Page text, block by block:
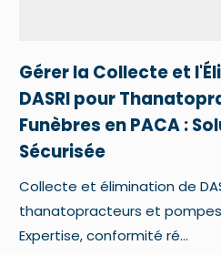
Gérer la Collecte et
DASRI pour
Funèbres en PACA :
Sécurisée
Collecte et élimination de
thanatopracteurs et pompes
Expertise, conformité ré...